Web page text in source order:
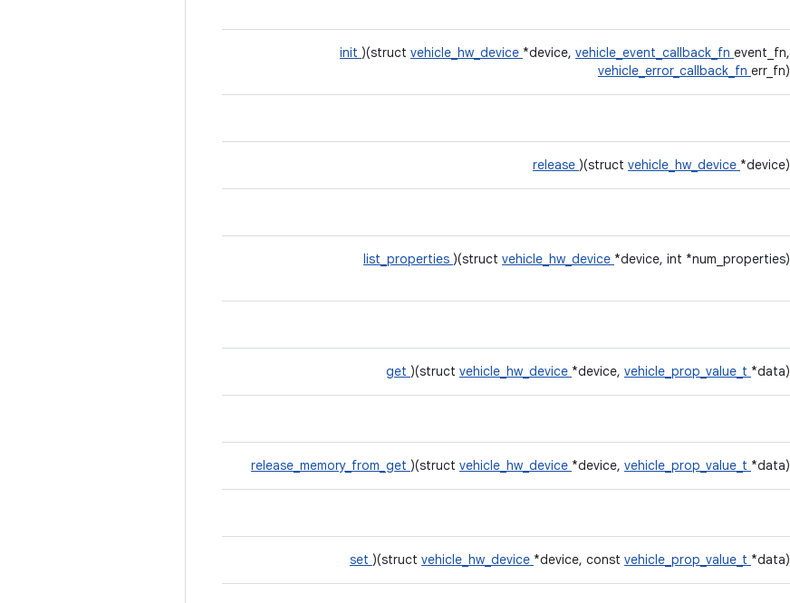
init )(struct vehicle_hw_device *device, vehicle_event_callback_fn event_fn,
vehicle_error_callback_fn err_fn)
release )(struct vehicle_hw_device *device)
list_properties )(struct vehicle_hw_device *device, int *num_properties)
get )(struct vehicle_hw_device *device, vehicle_prop_value_t *data)
release_memory_from_get )(struct vehicle_hw_device *device, vehicle_prop_value_t *data)
set )(struct vehicle_hw_device *device, const vehicle_prop_value_t *data)